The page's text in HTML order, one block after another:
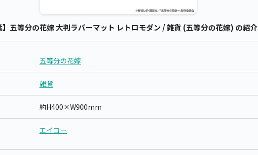
】五等分の花嫁 大判ラバーマット レトロモダン / 雑貨 (五等分の花嫁) の紹介
五等分の花嫁
雑貨
約H400×W900mm
エイコー